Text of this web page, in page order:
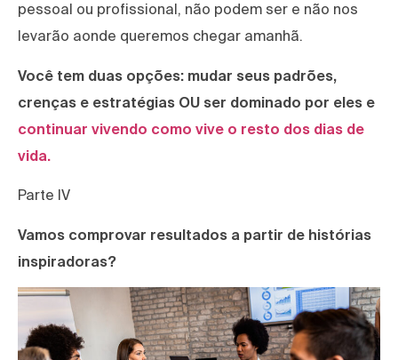
pessoal ou profissional, não podem ser e não nos
levarão aonde queremos chegar amanhã.
Você tem duas opções: mudar seus padrões,
crenças e estratégias OU ser dominado por eles e
continuar vivendo como vive o resto dos dias de
vida.
Parte lV
Vamos comprovar resultados a partir de histórias
inspiradoras?